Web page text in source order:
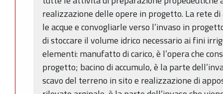
realizzazione delle opere in progetto. La rete
le acque e convogliarle verso l’invaso in
di stoccare il volume idrico necessario ai fini
elementi: manufatto di carico, è l’opera che
progetto; bacino di accumulo, è la parte
scavo del terreno in sito e realizzazione di